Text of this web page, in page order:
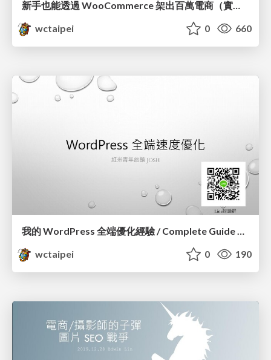
新手也能透過 WooCommerce 架出百萬電商（實際案例分享）/ Real World Building WooCommerce Site for Beginners_廖震宇 / Andy Liao
wctaipei
0 660
wctaipei
0 190